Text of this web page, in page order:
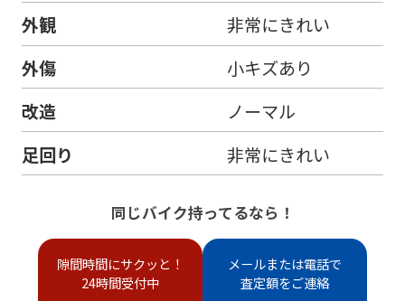
外観
非常にきれい
外傷
小キズあり
改造
ノーマル
足回り
非常にきれい
同じバイク持ってるなら！
隙間時間にサクッと！
24時間受付中
メールまたは電話で
査定額をご連絡